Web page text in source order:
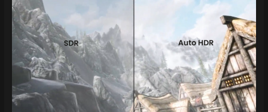
11